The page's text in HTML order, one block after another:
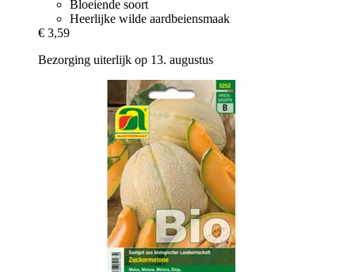
Bloeiende soort
Heerlijke wilde aardbeiensmaak
€ 3,59
Bezorging uiterlijk op 13. augustus